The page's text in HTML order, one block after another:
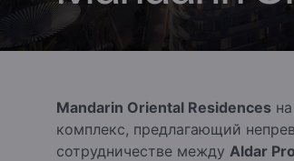
Mandarin Oriental Residences
комплекс, предлагающий
сотрудничестве между Aldar